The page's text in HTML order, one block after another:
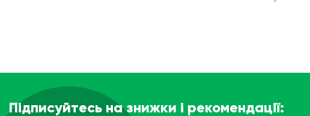
Підписуйтесь на знижки і рекомендації: